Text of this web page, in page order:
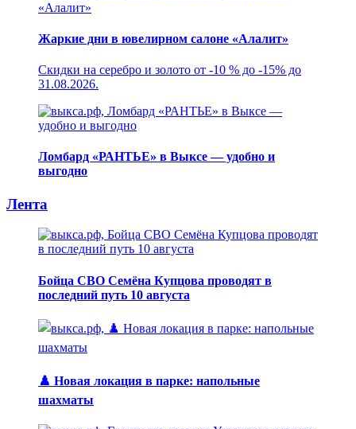
Жаркие дни в ювелирном салоне «Алалит»
Скидки на серебро и золото от -10 % до -15% до
31.08.2026.
Ломбард «РАНТЬЕ» в Выксе — удобно и
выгодно
Лента
Бойца СВО Семёна Купцова проводят в
последний путь 10 августа
♟️ Новая локация в парке: напольные
шахматы